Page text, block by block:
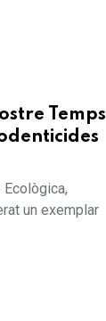
Temps
un exemplar